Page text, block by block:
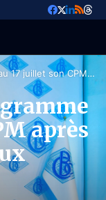
17 juillet son CPM
directeur
après